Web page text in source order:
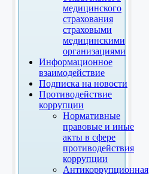
медицинского
страхования
страховыми
медицинскими
организациями
Информационное
взаимодействие
Подписка на новости
Противодействие
коррупции
Нормативные
правовые и иные
акты в сфере
противодействия
коррупции
Антикоррупционная